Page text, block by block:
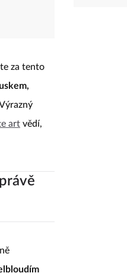
za tento
art vědí,